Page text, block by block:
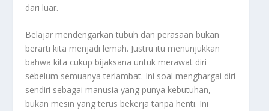
dari luar.
Belajar mendengarkan tubuh dan perasaan bukan
berarti kita menjadi lemah. Justru itu menunjukkan
bahwa kita cukup bijaksana untuk merawat diri
sebelum semuanya terlambat. Ini soal menghargai diri
sendiri sebagai manusia yang punya kebutuhan,
bukan mesin yang terus bekerja tanpa henti. Ini